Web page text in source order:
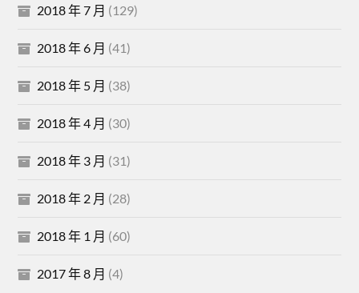
2018 年 7 月 (129)
2018 年 6 月 (41)
2018 年 5 月 (38)
2018 年 4 月 (30)
2018 年 3 月 (31)
2018 年 2 月 (28)
2018 年 1 月 (60)
2017 年 8 月 (4)